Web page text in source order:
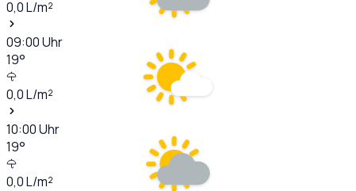
0,0L/m²
09:00Uhr
19°
0,0L/m²
10:00Uhr
19°
0,0L/m²